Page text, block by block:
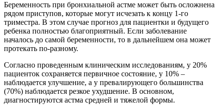
Беременность при бронхиальной астме может быть осложнена
рядом приступов, которые могут исчезать к концу 1-го
триместра. В этом случае прогноз для пациентки и будущего
ребенка полностью благоприятный. Если заболевание
началось до самой беременности, то в дальнейшем она может
протекать по-разному.
Согласно проведенным клиническим исследованиям, у 20%
пациенток сохраняется первичное состояние, у 10% –
наблюдается улучшение, а у превалирующего большинства
(70%) наблюдается резкое ухудшение. В основном,
диагностируются астма средней и тяжелой формы.